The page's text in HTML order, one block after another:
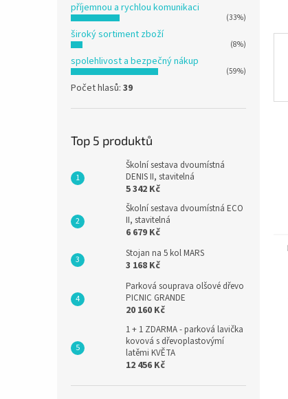
příjemnou a rychlou komunikaci
(33%)
široký sortiment zboží
(8%)
spolehlivost a bezpečný nákup
(59%)
Počet hlasů: 39
Top 5 produktů
Školní sestava dvoumístná
DENIS II, stavitelná
5 342 Kč
Školní sestava dvoumístná ECO
II, stavitelná
6 679 Kč
Stojan na 5 kol MARS
3 168 Kč
Parková souprava olšové dřevo
PICNIC GRANDE
20 160 Kč
1 + 1 ZDARMA - parková lavička
kovová s dřevoplastovýmí
latěmi KVĚTA
12 456 Kč